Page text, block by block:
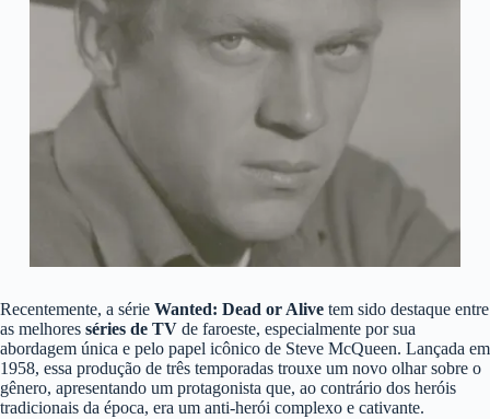
Recentemente, a série Wanted: Dead or Alive tem sido destaque entre
as melhores séries de TV de faroeste, especialmente por sua
abordagem única e pelo papel icônico de Steve McQueen. Lançada em
1958, essa produção de três temporadas trouxe um novo olhar sobre o
gênero, apresentando um protagonista que, ao contrário dos heróis
tradicionais da época, era um anti-herói complexo e cativante.